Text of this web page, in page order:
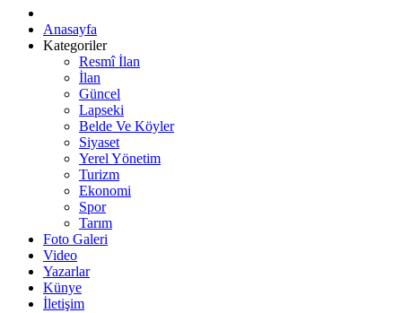
Anasayfa
Kategoriler
Resmî İlan
İlan
Güncel
Lapseki
Belde Ve Köyler
Siyaset
Yerel Yönetim
Turizm
Ekonomi
Spor
Tarım
Foto Galeri
Video
Yazarlar
Künye
İletişim